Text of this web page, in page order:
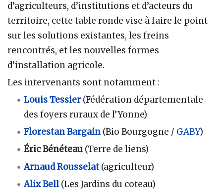
d’agriculteurs, d’institutions et d’acteurs du
territoire, cette table ronde vise à faire le point
sur les solutions existantes, les freins
rencontrés, et les nouvelles formes
d’installation agricole.
Les intervenants sont notamment :
Louis Tessier(Fédération départementale
des foyers ruraux de l’Yonne)
Florestan Bargain (Bio Bourgogne / GABY)
Éric Bénéteau (Terre de liens)
Arnaud Rousselat(agriculteur)
Alix Bell(Les Jardins du coteau)